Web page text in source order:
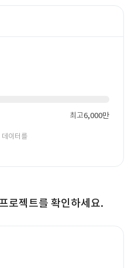
최고6,000만
데이터를
로젝트를 확인하세요.